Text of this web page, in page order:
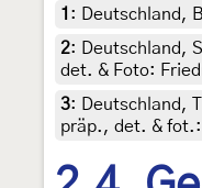
1 : Deutschland,
2: Deutschland,
det. & Foto:
3: Deutschland,
präp., det. &